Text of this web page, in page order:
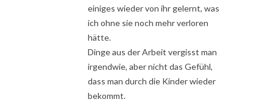
einiges wieder von ihr gelernt, was
ich ohne sie noch mehr verloren
hätte.
Dinge aus der Arbeit vergisst man
irgendwie, aber nicht das Gefühl,
dass man durch die Kinder wieder
bekommt.